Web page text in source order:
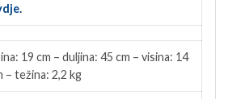
19 cm – duljina: 45 cm – visina: 14
– težina: 2,2 kg